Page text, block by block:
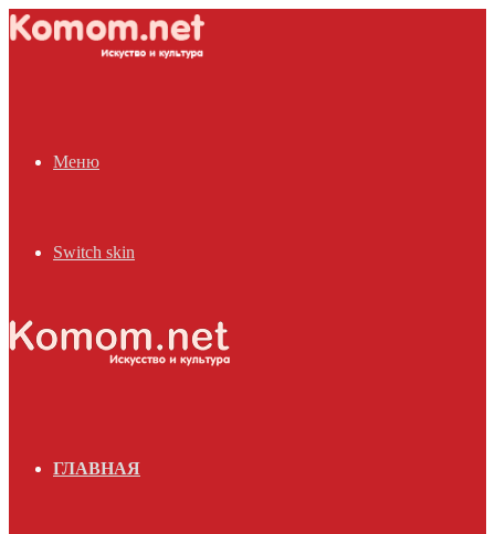
Меню
Switch skin
ГЛАВНАЯ